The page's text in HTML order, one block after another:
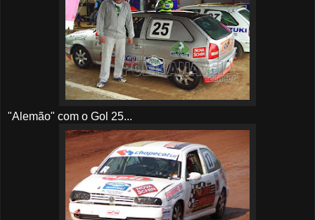
"Alemão" com o Gol 25...